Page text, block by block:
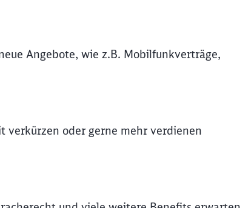
Angebote, wie z.B. Mobilfunkverträge,
verkürzen oder gerne mehr verdienen